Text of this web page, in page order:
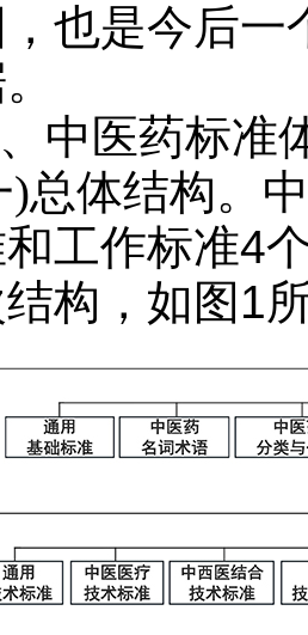
也是今后一
中医药标准
总体结构。
工作标准4
构，如图1